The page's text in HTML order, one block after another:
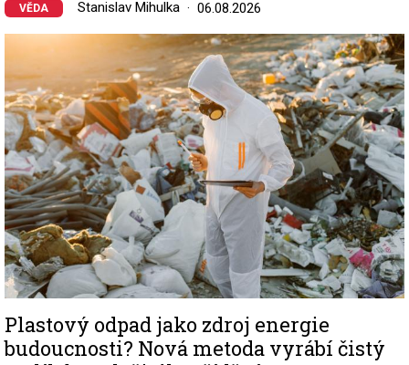
VĚDA Stanislav Mihulka 06.08.2026
Image
Plastový odpad jako zdroj energie
budoucnosti? Nová metoda vyrábí čistý